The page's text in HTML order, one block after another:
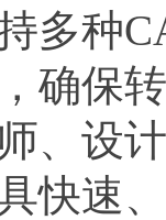
多种
确保
、设
快速